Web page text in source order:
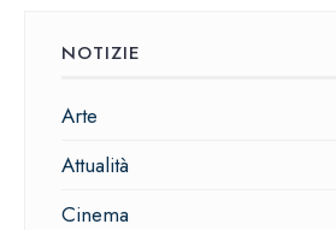
NOTIZIE
Arte
Attualità
Cinema